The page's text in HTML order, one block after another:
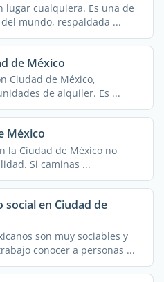
lugar cualquiera. Es una de
mundo, respaldada ...
de México
Ciudad de México,
de alquiler. Es ...
México
la Ciudad de México no
Si caminas ...
en Ciudad de
son muy sociables y
conocer a personas ...